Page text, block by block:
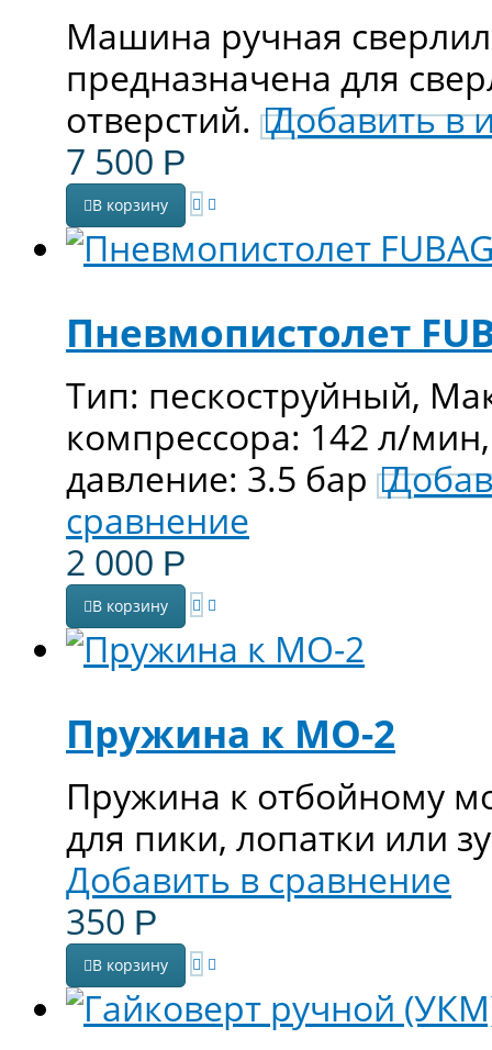
Машина ручная
предназначена для
отверстий. Добавить в
7 500 Р
В корзину
Пневмопистолет
Тип: пескоструйный,
компрессора: 142 л/
давление: 3.5 бар
сравнение
2 000 Р
В корзину
Пружина к МО-2
Пружина к отбойному
для пики, лопатки или
Добавить в сравнение
350 Р
В корзину